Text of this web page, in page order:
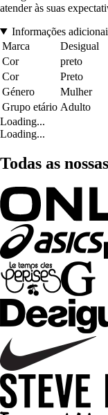
atender às suas
Informações
Marca
Desigual
Cor
preto
Cor
Preto
Género
Mulher
Grupo etário Adulto
Loading...
Loading...
Todas as